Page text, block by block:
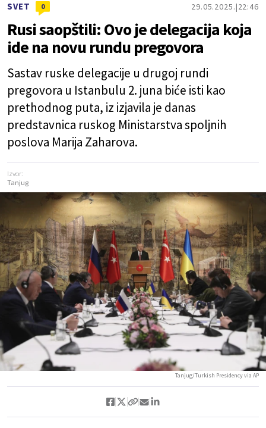
SVET 0 29.05.2025. 22:46
Rusi saopštili: Ovo je delegacija koja
ide na novu rundu pregovora
Sastav ruske delegacije u drugoj rundi
pregovora u Istanbulu 2. juna biće isti kao
prethodnog puta, iz izjavila je danas
predstavnica ruskog Ministarstva spoljnih
poslova Marija Zaharova.
Izvor:
Tanjug
Tanjug/Turkish Presidency via AP